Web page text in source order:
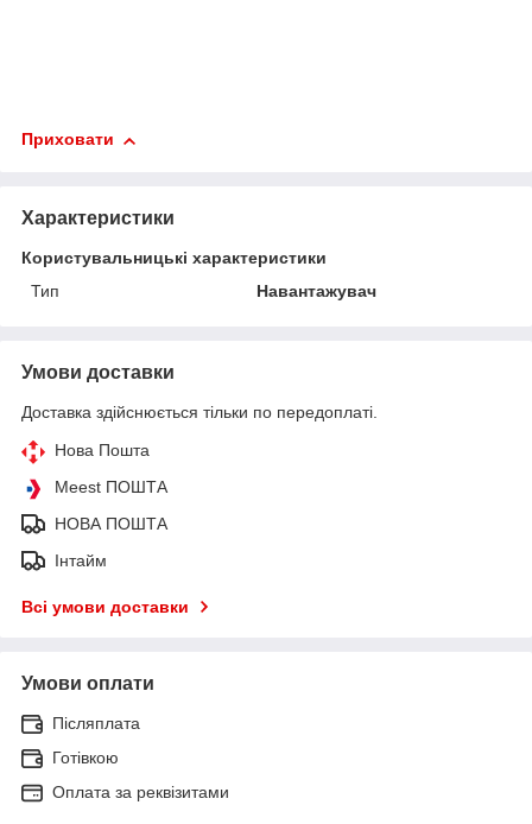
Приховати
Характеристики
Користувальницькі характеристики
Тип
Навантажувач
Умови доставки
Доставка здійснюється тільки по передоплаті.
Нова Пошта
Meest ПОШТА
НОВА ПОШТА
Інтайм
Всі умови доставки
Умови оплати
Післяплата
Готівкою
Оплата за реквізитами